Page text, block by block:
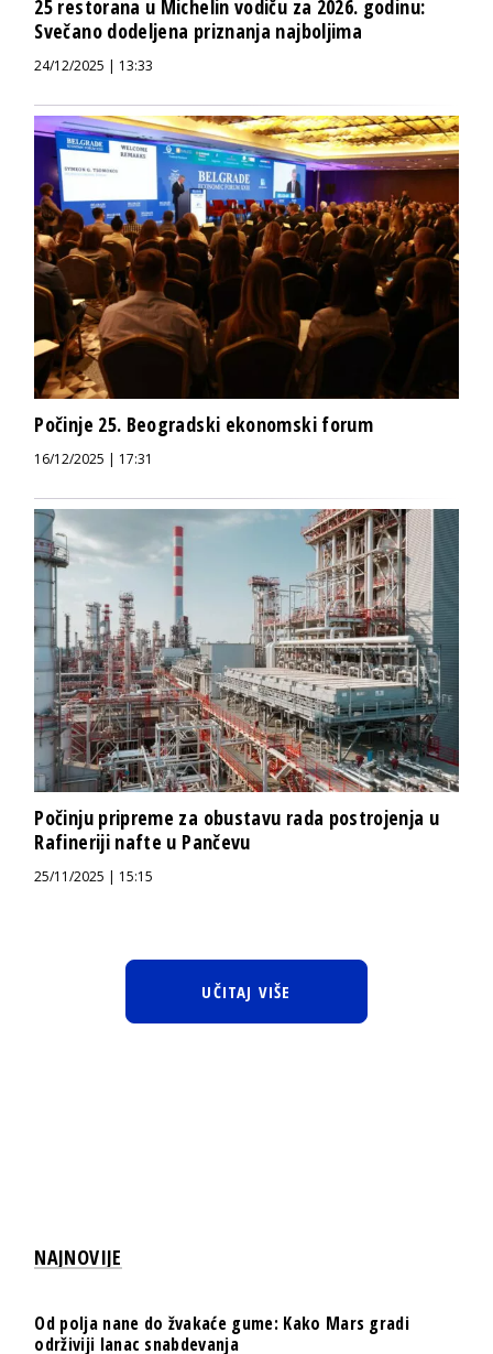
25 restorana u Michelin vodiču za 2026. godinu:
Svečano dodeljena priznanja najboljima
24/12/2025 | 13:33
Počinje 25. Beogradski ekonomski forum
16/12/2025 | 17:31
Počinju pripreme za obustavu rada postrojenja u
Rafineriji nafte u Pančevu
25/11/2025 | 15:15
UČITAJ VIŠE
NAJNOVIJE
Od polja nane do žvakaće gume: Kako Mars gradi
održiviji lanac snabdevanja